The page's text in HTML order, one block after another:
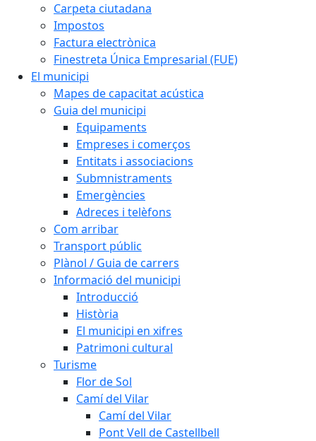
Carpeta ciutadana
Impostos
Factura electrònica
Finestreta Única Empresarial (FUE)
El municipi
Mapes de capacitat acústica
Guia del municipi
Equipaments
Empreses i comerços
Entitats i associacions
Submnistraments
Emergències
Adreces i telèfons
Com arribar
Transport públic
Plànol / Guia de carrers
Informació del municipi
Introducció
Història
El municipi en xifres
Patrimoni cultural
Turisme
Flor de Sol
Camí del Vilar
Camí del Vilar
Pont Vell de Castellbell